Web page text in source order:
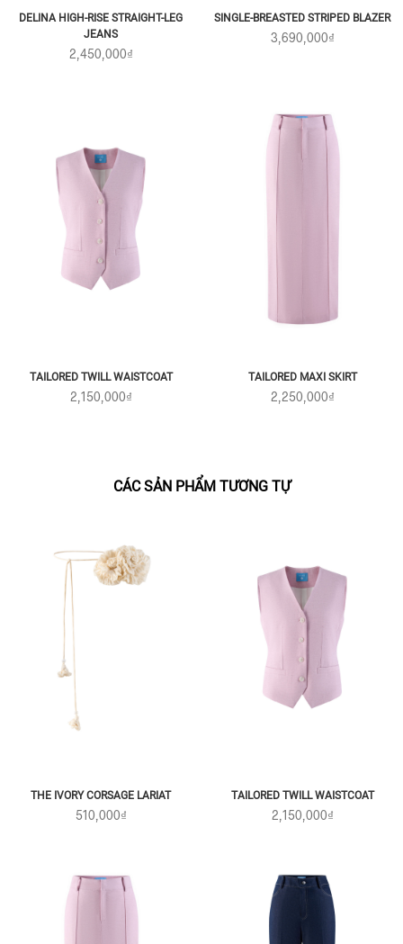
DELINA HIGH-RISE STRAIGHT-LEG
JEANS
2,450,000₫
SINGLE-BREASTED STRIPED BLAZER
3,690,000₫
TAILORED TWILL WAISTCOAT
2,150,000₫
TAILORED MAXI SKIRT
2,250,000₫
CÁC SẢN PHẨM TƯƠNG TỰ
THE IVORY CORSAGE LARIAT
510,000₫
TAILORED TWILL WAISTCOAT
2,150,000₫